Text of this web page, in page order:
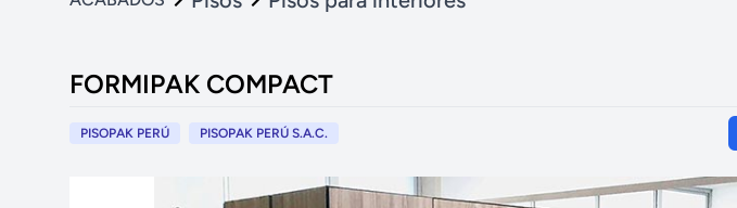
FORMIPAK COMPACT
PISOPAK PERÚ PISOPAK PERÚ S.A.C.